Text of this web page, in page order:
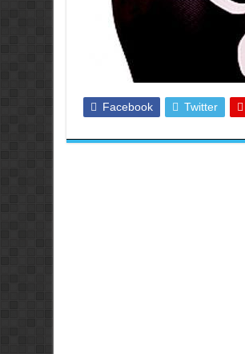
Facebook Twitter